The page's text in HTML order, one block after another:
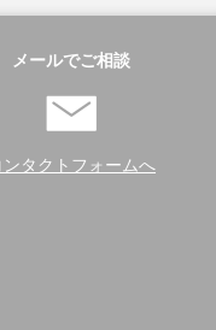
メールでご相談
ンタクトフォームへ